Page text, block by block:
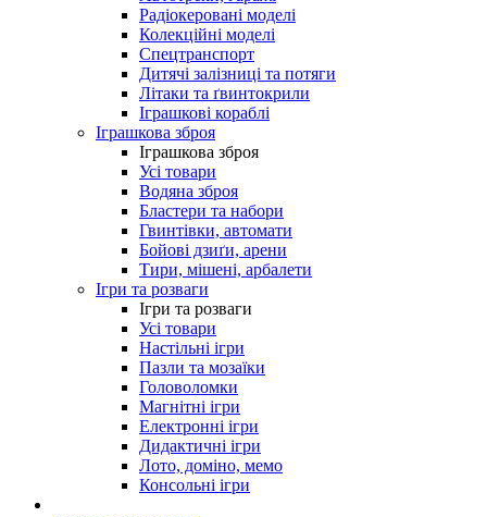
Радіокеровані моделі
Колекційні моделі
Спецтранспорт
Дитячі залізниці та потяги
Літаки та ґвинтокрили
Іграшкові кораблі
Іграшкова зброя
Іграшкова зброя
Усі товари
Водяна зброя
Бластери та набори
Гвинтівки, автомати
Бойові дзиґи, арени
Тири, мішені, арбалети
Ігри та розваги
Ігри та розваги
Усі товари
Настільні ігри
Пазли та мозаїки
Головоломки
Магнітні ігри
Електронні ігри
Дидактичні ігри
Лото, доміно, мемо
Консольні ігри